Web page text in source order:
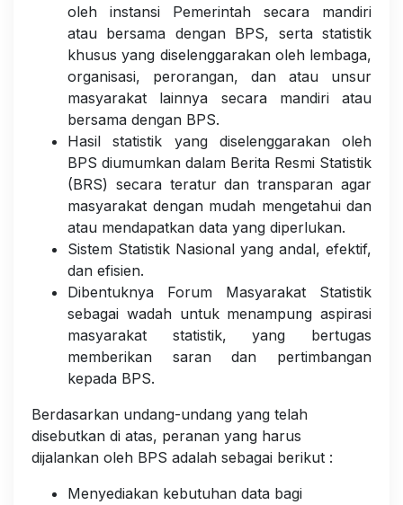
oleh instansi Pemerintah secara mandiri
atau bersama dengan BPS, serta statistik
khusus yang diselenggarakan oleh lembaga,
organisasi, perorangan, dan atau unsur
masyarakat lainnya secara mandiri atau
bersama dengan BPS.
Hasil statistik yang diselenggarakan oleh
BPS diumumkan dalam Berita Resmi Statistik
(BRS) secara teratur dan transparan agar
masyarakat dengan mudah mengetahui dan
atau mendapatkan data yang diperlukan.
Sistem Statistik Nasional yang andal, efektif,
dan efisien.
Dibentuknya Forum Masyarakat Statistik
sebagai wadah untuk menampung aspirasi
masyarakat statistik, yang bertugas
memberikan saran dan pertimbangan
kepada BPS.
Berdasarkan undang-undang yang telah
disebutkan di atas, peranan yang harus
dijalankan oleh BPS adalah sebagai berikut :
Menyediakan kebutuhan data bagi